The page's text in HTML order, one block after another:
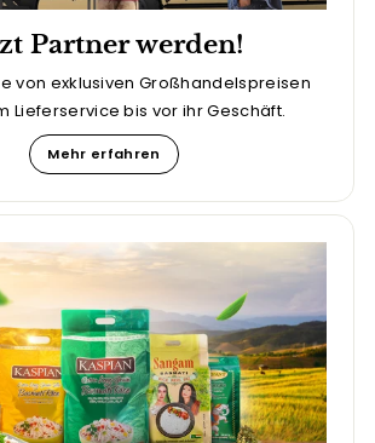
Partner werden!
von exklusiven Großhandelspreisen
Lieferservice bis vor ihr Geschäft.
Mehr erfahren